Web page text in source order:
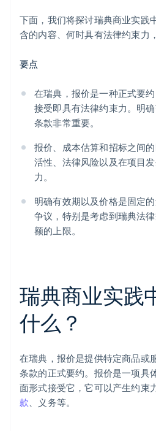
下面，我们将探讨瑞典商业实践
含的内容、何时具有法律约束力
要点
在瑞典，报价是一种正式要
接受即具有法律约束力。明
条款非常重要。
报价、成本估算和招标之间
活性、法律风险以及在项目
力。
明确有效期以及价格是固定
争议，特别是考虑到瑞典法
额的上限。
瑞典商业实践
什么？
在瑞典，报价是提供特定商品或
条款的正式要约。报价是一项具
面形式接受它，它可以产生约束
款、义务等。